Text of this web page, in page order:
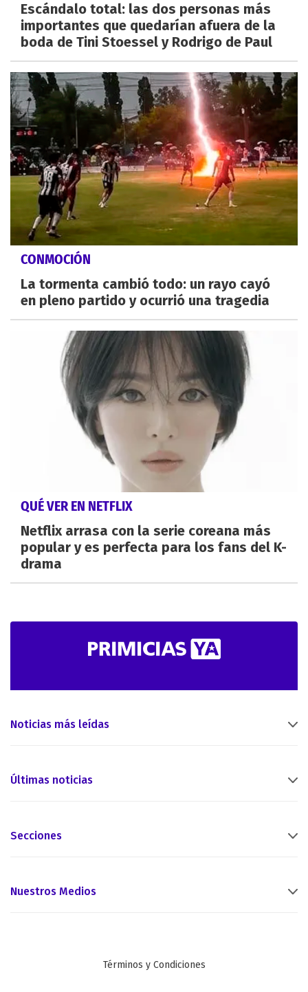
Escándalo total: las dos personas más
importantes que quedarían afuera de la
boda de Tini Stoessel y Rodrigo de Paul
CONMOCIÓN
La tormenta cambió todo: un rayo cayó
en pleno partido y ocurrió una tragedia
QUÉ VER EN NETFLIX
Netflix arrasa con la serie coreana más
popular y es perfecta para los fans del K-
drama
Noticias más leídas
Últimas noticias
Secciones
Nuestros Medios
Términos y Condiciones